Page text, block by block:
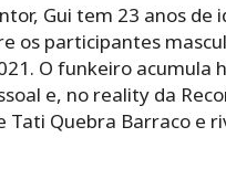
Gui tem 23 anos de
os participantes
O funkeiro acumula
e, no reality da
Tati Quebra Barraco e